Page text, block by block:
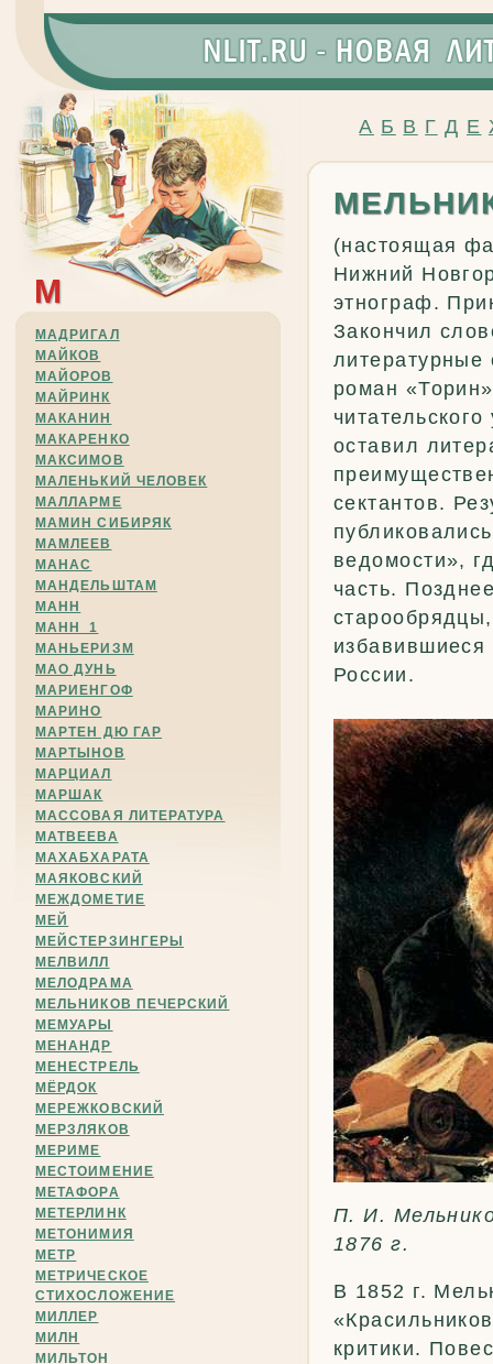
М
МАДРИГАЛ
МАЙКОВ
МАЙОРОВ
МАЙРИНК
МАКАНИН
МАКАРЕНКО
МАКСИМОВ
МАЛЕНЬКИЙ ЧЕЛОВЕК
МАЛЛАРМЕ
МАМИН СИБИРЯК
МАМЛЕЕВ
МАНАС
МАНДЕЛЬШТАМ
МАНН
МАНН_1
МАНЬЕРИЗМ
МАО ДУНЬ
МАРИЕНГОФ
МАРИНО
МАРТЕН ДЮ ГАР
МАРТЫНОВ
МАРЦИАЛ
МАРШАК
МАССОВАЯ ЛИТЕРАТУРА
МАТВЕЕВА
МАХАБХАРАТА
МАЯКОВСКИЙ
МЕЖДОМЕТИЕ
МЕЙ
МЕЙСТЕРЗИНГЕРЫ
МЕЛВИЛЛ
МЕЛОДРАМА
МЕЛЬНИКОВ ПЕЧЕРСКИЙ
МЕМУАРЫ
МЕНАНДР
МЕНЕСТРЕЛЬ
МЁРДОК
МЕРЕЖКОВСКИЙ
МЕРЗЛЯКОВ
МЕРИМЕ
МЕСТОИМЕНИЕ
МЕТАФОРА
МЕТЕРЛИНК
МЕТОНИМИЯ
МЕТР
МЕТРИЧЕСКОЕ
СТИХОСЛОЖЕНИЕ
МИЛЛЕР
МИЛН
МИЛЬТОН
А Б В Г Д Е
(настоящая
Нижний
этнограф.
Закончил
литературные
роман
оставил
сектантов.
ведомости»,
часть.
России.
П. И.
1876 г.
В 1852 г.
критики.